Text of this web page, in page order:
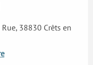
38830 Crêts en